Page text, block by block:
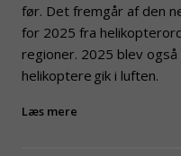
før. Det fremgår af den
for 2025 fra
regioner. 2025 blev
helikoptere gik i luften.
Læs mere